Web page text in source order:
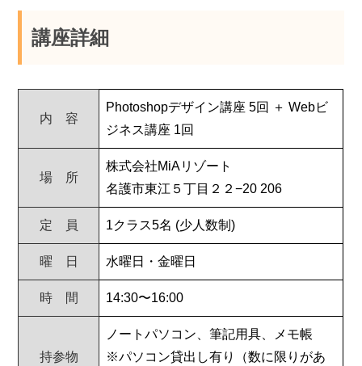
講座詳細
内 容
Photoshopデザイン講座 5回 ＋ Webビ
ジネス講座 1回
場 所
株式会社MiAリゾート
名護市東江５丁⽬２２−20 206
定 員 1クラス5名 (少⼈数制)
曜 ⽇ 水曜⽇・金曜⽇
時 間 14:30〜16:00
持参物
ノートパソコン、筆記⽤具、メモ帳
※パソコン貸出し有り（数に限りがあ